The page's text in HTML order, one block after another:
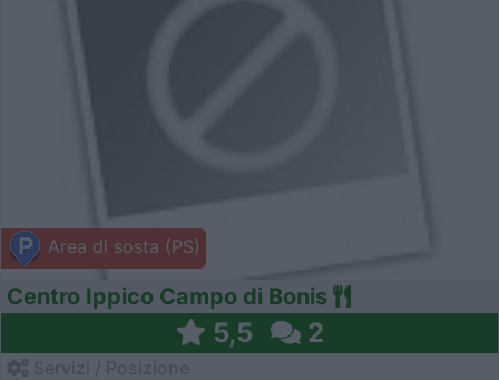
Area di sosta (PS)
Centro Ippico Campo di Bonis
5,5 2